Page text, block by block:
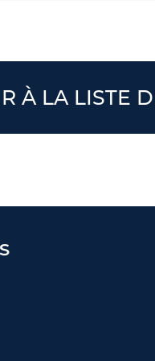
À LA LISTE